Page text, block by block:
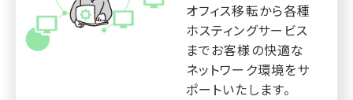
オフィス移転から各種
ホスティングサービス
までお客様の快適な
ネットワーク環境をサ
ポートいたします。